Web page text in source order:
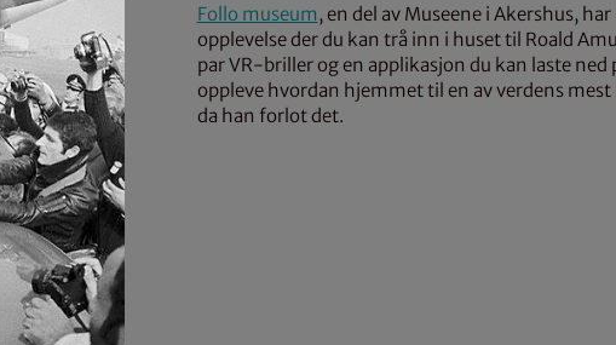
Follo museum, en del av Museene i Akershus,
opplevelse der du kan trå inn i huset til Roald
par VR-briller og en applikasjon du kan laste ned
oppleve hvordan hjemmet til en av verdens
da han forlot det.